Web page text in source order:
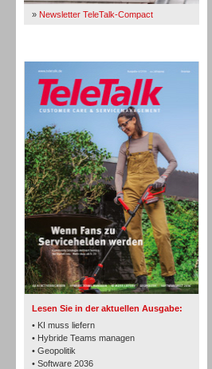
» Newsletter TeleTalk-Compact
Lesen Sie in der aktuellen Ausgabe:
• KI muss liefern
• Hybride Teams managen
• Geopolitik
• Software 2036
TK- und ACD-Systeme
Workforce-Management